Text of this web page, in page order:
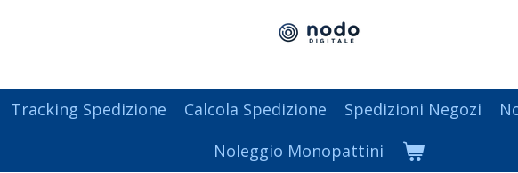
Tracking Spedizione Calcola Spedizione Spedizioni Negozi
Noleggio Monopattini